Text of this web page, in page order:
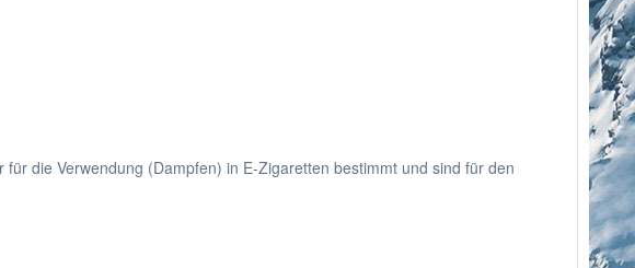
die Verwendung (Dampfen) in E-Zigaretten bestimmt und sind für den